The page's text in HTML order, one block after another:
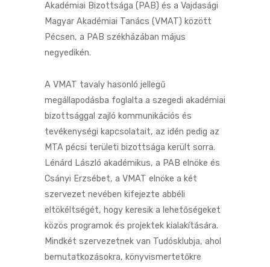
Akadémiai Bizottsága (PAB) és a Vajdasági
Magyar Akadémiai Tanács (VMAT) között
Pécsen, a PAB székházában május
negyedikén.
A VMAT tavaly hasonló jellegű
megállapodásba foglalta a szegedi akadémiai
bizottsággal zajló kommunikációs és
tevékenységi kapcsolatait, az idén pedig az
MTA pécsi területi bizottsága került sorra.
Lénárd László akadémikus, a PAB elnöke és
Csányi Erzsébet, a VMAT elnöke a két
szervezet nevében kifejezte abbéli
eltökéltségét, hogy keresik a lehetőségeket
közös programok és projektek kialakítására.
Mindkét szervezetnek van Tudósklubja, ahol
bemutatkozásokra, könyvismertetőkre